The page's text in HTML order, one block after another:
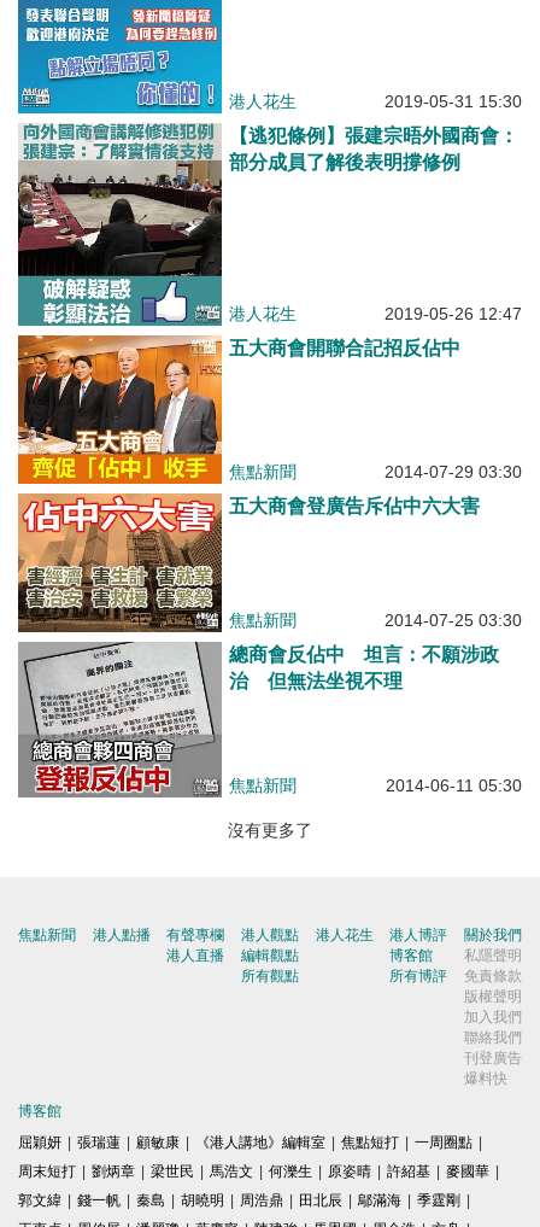
港人花生 2019-05-31 15:30
【逃犯條例】張建宗晤外國商會：
部分成員了解後表明撐修例
港人花生 2019-05-26 12:47
五大商會開聯合記招反佔中
焦點新聞 2014-07-29 03:30
五大商會登廣告斥佔中六大害
焦點新聞 2014-07-25 03:30
總商會反佔中 坦言：不願涉政
治 但無法坐視不理
焦點新聞 2014-06-11 05:30
沒有更多了
焦點新聞 港人點播
有聲專欄
港人直播
港人觀點
編輯觀點
所有觀點
港人花生
港人博評
博客館
所有博評
關於我們
私隱聲明
免責條款
版權聲明
加入我們
聯絡我們
刊登廣告
爆料快
博客館
屈穎妍
張瑞蓮 顧敏康 《港人講地》編輯室 焦點短打 一周圈點
周末短打
劉炳章 梁世民 馬浩文 何濼生 原姿晴 許紹基 麥國華
郭文緯
錢一帆 秦島 胡曉明 周浩鼎 田北辰 鄔滿海 季霆剛